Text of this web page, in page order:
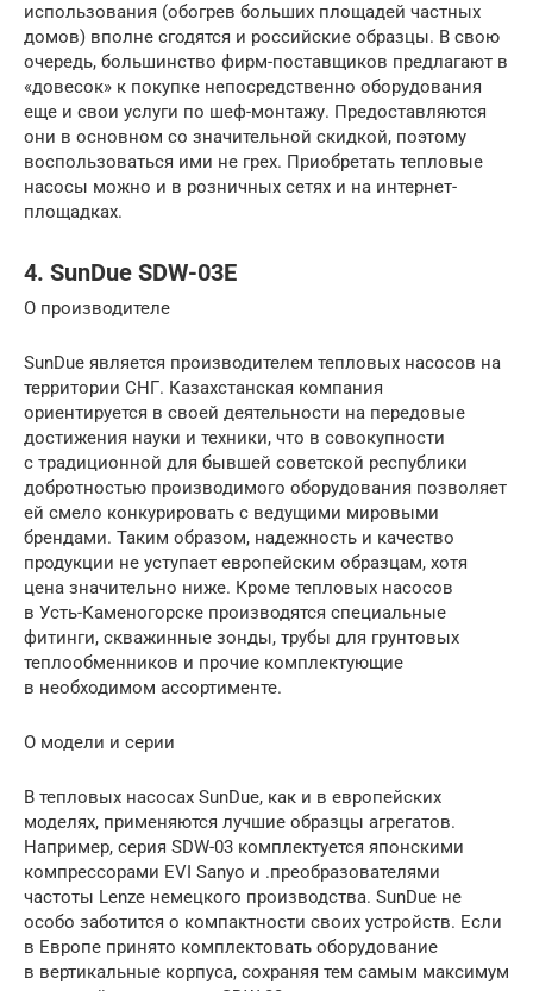
использования (обогрев больших площадей частных
домов) вполне сгодятся и российские образцы. В свою
очередь, большинство фирм-поставщиков предлагают в
«довесок» к покупке непосредственно оборудования
еще и свои услуги по шеф-монтажу. Предоставляются
они в основном со значительной скидкой, поэтому
воспользоваться ими не грех. Приобретать тепловые
насосы можно и в розничных сетях и на интернет-
площадках.
4. SunDue SDW-03E
О производителе
SunDue является производителем тепловых насосов на
территории СНГ. Казахстанская компания
ориентируется в своей деятельности на передовые
достижения науки и техники, что в совокупности
с традиционной для бывшей советской республики
добротностью производимого оборудования позволяет
ей смело конкурировать с ведущими мировыми
брендами. Таким образом, надежность и качество
продукции не уступает европейским образцам, хотя
цена значительно ниже. Кроме тепловых насосов
в Усть-Каменогорске производятся специальные
фитинги, скважинные зонды, трубы для грунтовых
теплообменников и прочие комплектующие
в необходимом ассортименте.
О модели и серии
В тепловых насосах SunDue, как и в европейских
моделях, применяются лучшие образцы агрегатов.
Например, серия SDW-03 комплектуется японскими
компрессорами EVI Sanyo и .преобразователями
частоты Lenze немецкого производства. SunDue не
особо заботится о компактности своих устройств. Если
в Европе принято комплектовать оборудование
в вертикальные корпуса, сохраняя тем самым максимум